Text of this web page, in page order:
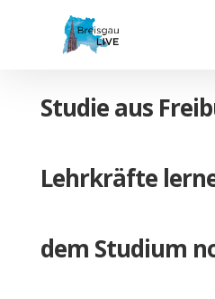
Studie aus
Lehrkräfte
dem Studium